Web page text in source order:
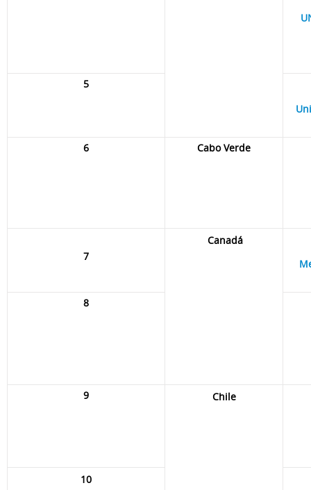
5
6 Cabo Verde
7
Canadá
8
9 Chile
10